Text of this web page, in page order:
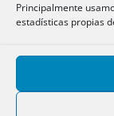
Principalmente
estadísticas propias
certificante
, ni
Mercantil y
por medio de